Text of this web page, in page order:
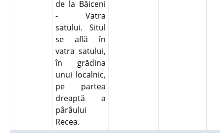
de la Băiceni
- Vatra
satului. Situl
se află în
vatra satului,
în grădina
unui localnic,
pe partea
dreaptă a
pârâului
Recea.